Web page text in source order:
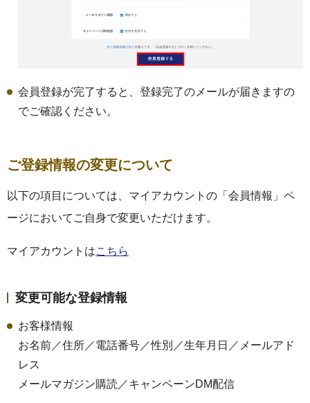
会員登録が完了すると、登録完了のメールが届きますの
でご確認ください。
ご登録情報の変更について
以下の項目については、マイアカウントの「会員情報」ペ
ージにおいてご自身で変更いただけます。
マイアカウントはこちら
変更可能な登録情報
お客様情報
お名前／住所／電話番号／性別／生年月日／メールアド
レス
メールマガジン購読／キャンペーンDM配信